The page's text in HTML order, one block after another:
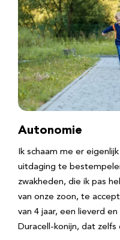
Autonomie
Ik schaam me er
uitdaging te
zwakheden, die ik pas
van onze zoon, te
van 4 jaar, een lieverd
Duracell-konijn, dat